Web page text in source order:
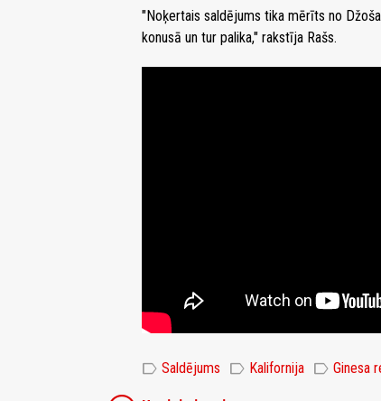
"Noķertais saldējums tika mērīts no
konusā un tur palika," rakstīja Rašs.
label Saldējums label Kalifornija label Ginesa